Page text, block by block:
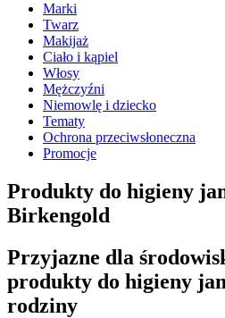
Marki
Twarz
Makijaż
Ciało i kąpiel
Włosy
Mężczyźni
Niemowlę i dziecko
Tematy
Ochrona przeciwsłoneczna
Promocje
Produkty do higieny
Birkengold
Przyjazne dla
produkty do higieny
rodziny